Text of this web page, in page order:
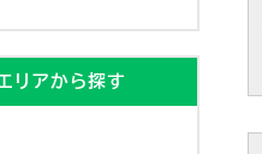
エリアから探す